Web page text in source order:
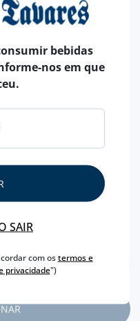
impressiona no
exóticas, mel e noz
e subtil, sabor muito
transação da encomenda, efetuada
bebidas
nos em que
SAIR
com ostermos e
privacidade")